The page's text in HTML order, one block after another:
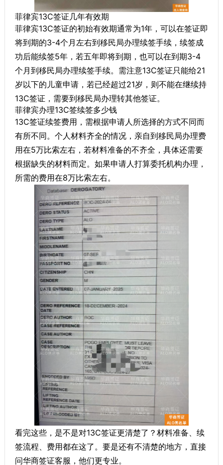
菲律宾13C签证几年有效期
菲律宾13C签证的初始有效期通常为1年，可以在签证即
将到期的3-4个月左右到移民局办理续签手续，续签成
功后能续签5年，若五年即将到期，也可以在到期3-4
个月到移民局办理续签手续。需注意13C签证只能给21
岁以下的儿童申请，若已经超过21岁，则不能在继续持
13C签证，需要到移民局办理转其他签证。
菲律宾办理13C签续签多少钱
13C签证续签费用，需根据申请人所选择的方式不同而
有所不同。个人材料齐全的情况，亲自到移民局办理费
用在5万比索左右，若材料准备的不齐全，具体还需要
根据缺失的材料而定。如果申请人打算委托机构办理，
所需的费用在8万比索左右。
看完这些，是不是对13C签证更清楚了？材料准备、续
签流程、费用都在这了。要是还有不清楚的地方，直接
问华商签证客服，他们更专业。